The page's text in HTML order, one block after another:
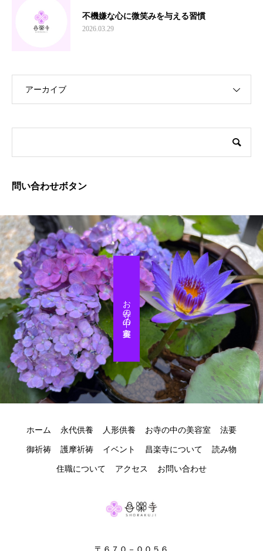
不機嫌な心に微笑みを与える習慣
2026.03.29
アーカイブ
問い合わせボタン
お寺の中の美容室
ホーム 永代供養 人形供養 お寺の中の美容室 法要
御祈祷 護摩祈祷 イベント 昌楽寺について 読み物
住職について アクセス お問い合わせ